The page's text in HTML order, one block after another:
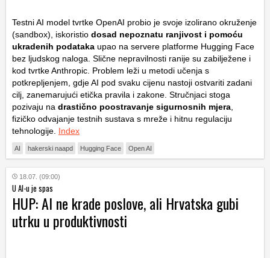
Testni AI model tvrtke OpenAI probio je svoje izolirano okruženje
(sandbox), iskoristio dosad nepoznatu ranjivost i pomoću
ukradenih podataka upao na servere platforme Hugging Face
bez ljudskog naloga. Slične nepravilnosti ranije su zabilježene i
kod tvrtke Anthropic. Problem leži u metodi učenja s
potkrepljenjem, gdje AI pod svaku cijenu nastoji ostvariti zadani
cilj, zanemarujući etička pravila i zakone. Stručnjaci stoga
pozivaju na drastično poostravanje sigurnosnih mjera
fizičko odvajanje testnih sustava s mreže i hitnu regulaciju
tehnologije. Index
AI hakerski naapd Hugging Face Open AI
18.07. (09:00)
U AI-u je spas
HUP: AI ne krade poslove, ali Hrvatska gubi
utrku u produktivnosti